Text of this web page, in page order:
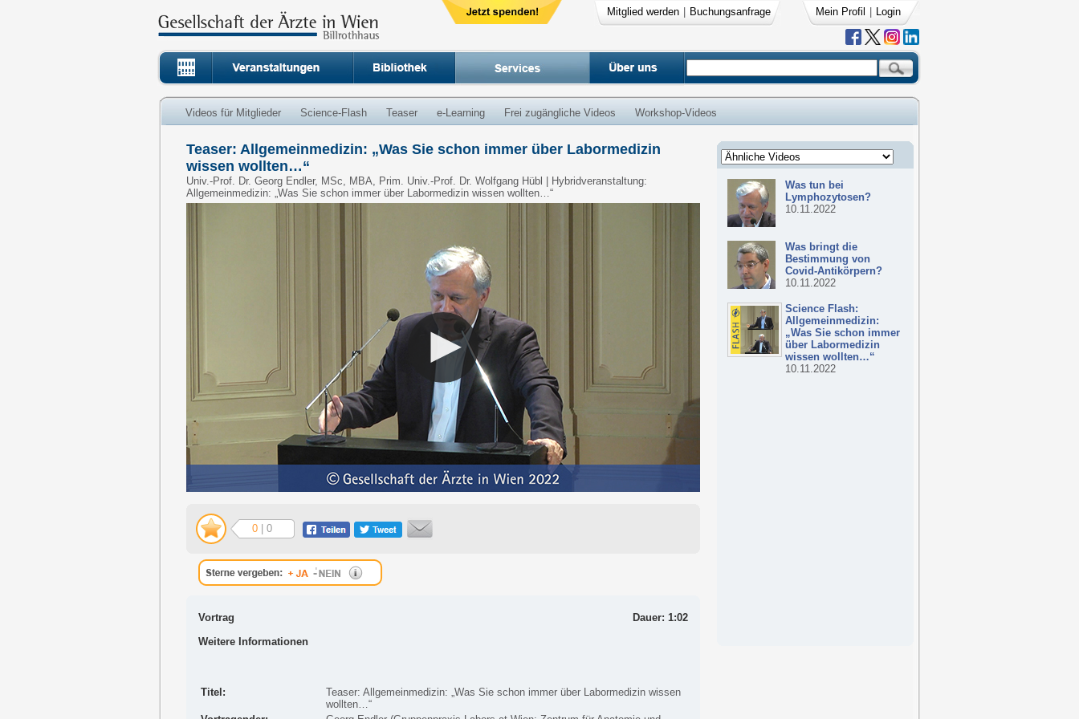
Mitglied werden Buchungsanfrage Mein Profil Login
Videos für Mitglieder Science-Flash Teaser e-Learning Frei zugängliche Videos Workshop-Videos
Was tun bei
Lymphozytosen?
10.11.2022
Was bringt die
Bestimmung von
Covid-Antikörpern?
10.11.2022
Science Flash:
Allgemeinmedizin:
„Was Sie schon immer
über Labormedizin
wissen wollten…“
10.11.2022
Teaser: Allgemeinmedizin: „Was Sie schon immer über Labormedizin
wissen wollten…“
Univ.-Prof. Dr. Georg Endler, MSc, MBA, Prim. Univ.-Prof. Dr. Wolfgang Hübl | Hybridveranstaltung:
Allgemeinmedizin: „Was Sie schon immer über Labormedizin wissen wollten…“
0 | 0
Dauer: 1:02
Vortrag
Weitere Informationen
Titel:
Teaser: Allgemeinmedizin: „Was Sie schon immer über Labormedizin wissen
wollten…“